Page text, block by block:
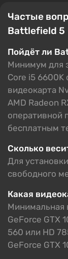
Частые
Battlefield 5
Пойдёт ли
Минимум для
Core i5 6600K
видеокарта
AMD Radeon
оперативной
бесплатным
Сколько
Для
свободного
Какая
Минимальная
GeForce GTX
560 или HD
GeForce GTX